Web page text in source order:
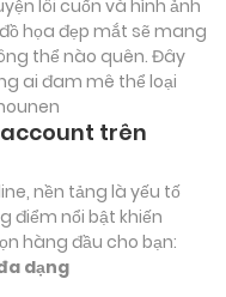
lôi cuốn và hình ảnh
họa đẹp mắt sẽ mang
thể nào quên. Đây
ai đam mê thể loại
account trên
nền tảng là yếu tố
điểm nổi bật khiến
hàng đầu cho bạn:
dạng